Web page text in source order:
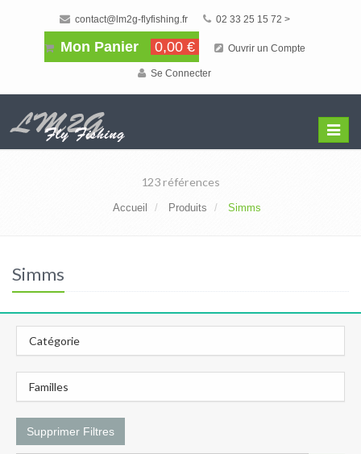
contact@lm2g-flyfishing.fr 02 33 25 15 72 >
Mon Panier 0,00 € Ouvrir un Compte
Se Connecter
Menu
123 références
Accueil Produits Simms
Simms
Catégorie
Familles
Supprimer Filtres